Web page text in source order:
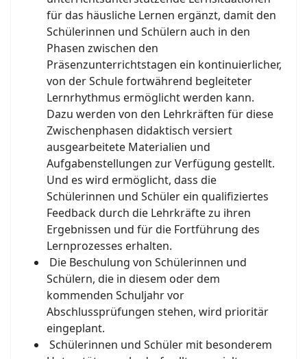
für das häusliche Lernen ergänzt, damit den
Schülerinnen und Schülern auch in den
Phasen zwischen den
Präsenzunterrichtstagen ein kontinuierlicher,
von der Schule fortwährend begleiteter
Lernrhythmus ermöglicht werden kann.
Dazu werden von den Lehrkräften für diese
Zwischenphasen didaktisch versiert
ausgearbeitete Materialien und
Aufgabenstellungen zur Verfügung gestellt.
Und es wird ermöglicht, dass die
Schülerinnen und Schüler ein qualifiziertes
Feedback durch die Lehrkräfte zu ihren
Ergebnissen und für die Fortführung des
Lernprozesses erhalten.
Die Beschulung von Schülerinnen und
Schülern, die in diesem oder dem
kommenden Schuljahr vor
Abschlussprüfungen stehen, wird prioritär
eingeplant.
Schülerinnen und Schüler mit besonderem